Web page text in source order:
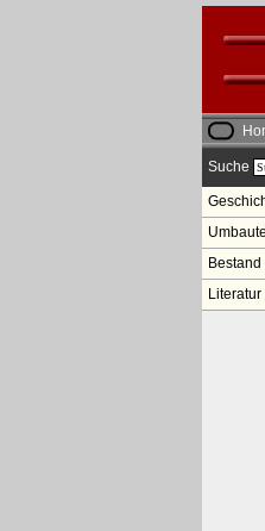
Suche
Bestand
Literatur